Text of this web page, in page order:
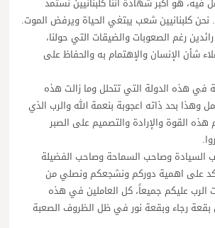
هو أكبر شهادة اننا كلبنانيين نستمد
نحن كلبنانيين شعب يبتغي الحياة ويرفض الموت.
رغم الصعوبات والضيقات التي حولنا،
شأن الإنسان والإهتمام به والحفاظ على
هذه الدولة التي تتحلل وما زالت هذه
وهذا بحد ذاته اعجوبة بنعمة الله والرب الذي
القوة والإرادة والتصميم على الصبر
السيادة وصاحب السماحة وصاحب الفضيلة
على اهمية دوركم ونشجعكم ونصلي من
الرب عليكم جميعاً، كل العاملين في هذه
رجاء وبقعة نور في ظل الظروف الصعبة